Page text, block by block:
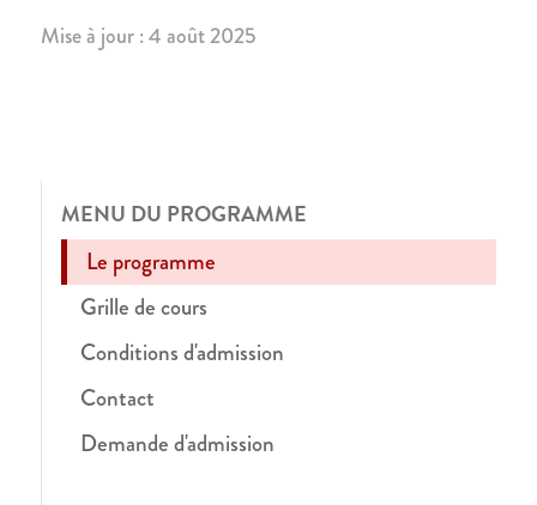
Mise à jour : 4 août 2025
MENU DU PROGRAMME
Le programme
Grille de cours
Conditions d'admission
Contact
Demande d'admission